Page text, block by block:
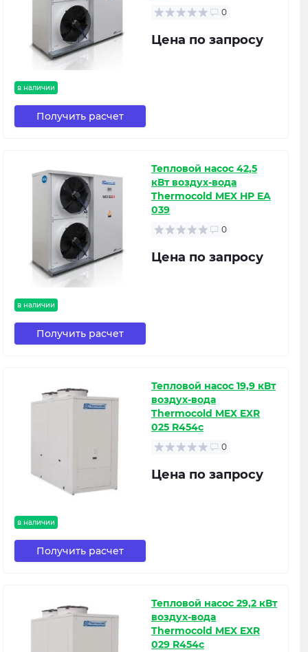
в наличии
0
Цена по запросу
Получить расчет
в наличии
Тепловой насос 42,5
кВт воздух-вода
Thermocold MEX HP EA
039
0
Цена по запросу
Получить расчет
в наличии
Тепловой насос 19,9 кВт
воздух-вода
Thermocold MEX EXR
025 R454с
0
Цена по запросу
Получить расчет
Тепловой насос 29,2 кВт
воздух-вода
Thermocold MEX EXR
029 R454с